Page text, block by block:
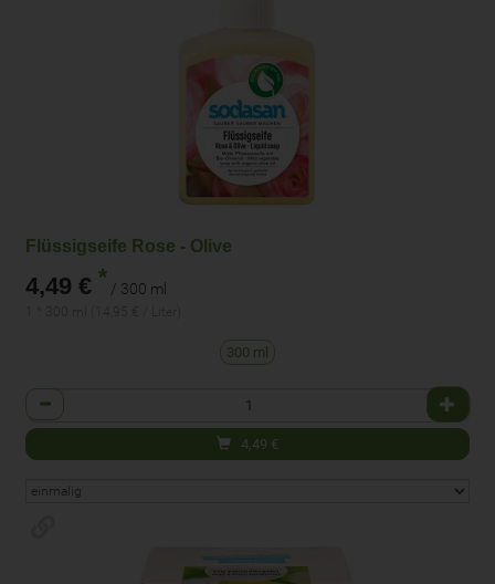
Flüssigseife Rose - Olive
4,49 € * / 300 ml
300 ml
Anzahl
4,49 €